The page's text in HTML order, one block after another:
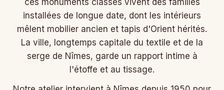
installées de longue date, dont les intérieurs
mêlent mobilier ancien et tapis d'Orient hérités.
La ville, longtemps capitale du textile et de la
serge de Nîmes, garde un rapport intime à
l'étoffe et au tissage.